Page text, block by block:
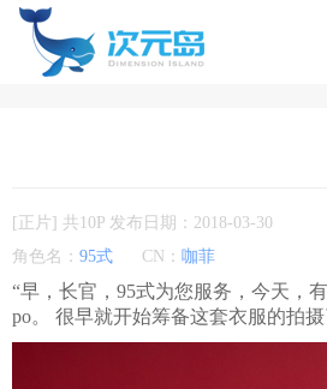
[正片] 共10P 发布日期：2018-03-30
角色名： 95式 CN： 咖菲
“早，长官，95式为您服务，今天，
po。 很早就开始筹备这套衣服的拍